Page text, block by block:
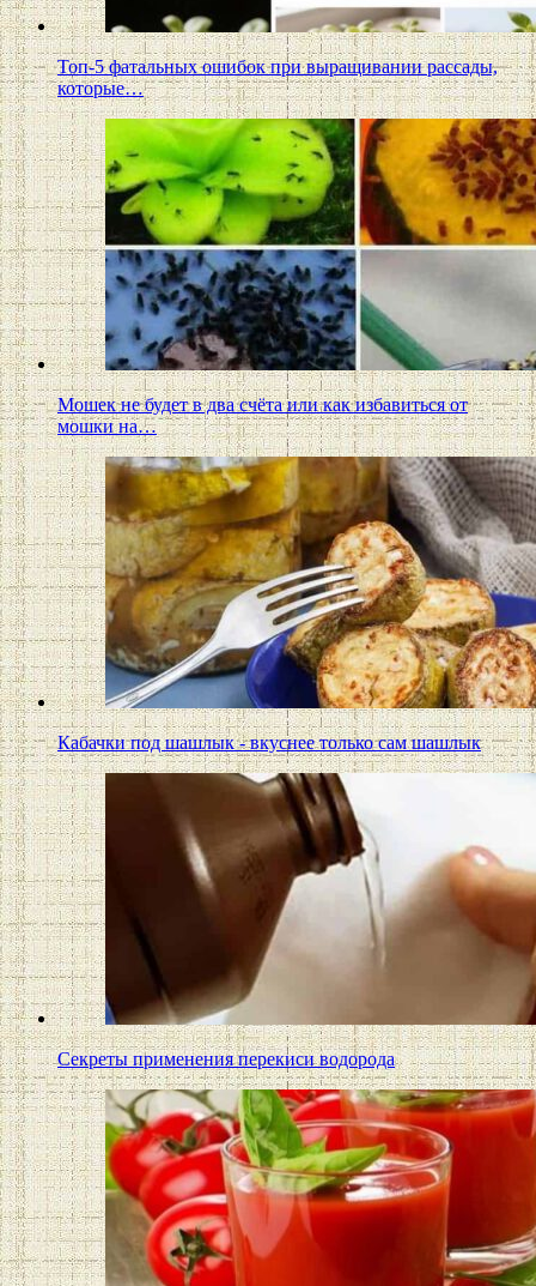
Топ-5 фатальных ошибок при выращивании рассады,
которые…
Мошек не будет в два счёта или как избавиться от
мошки на…
Кабачки под шашлык - вкуснее только сам шашлык
Секреты применения перекиси водорода